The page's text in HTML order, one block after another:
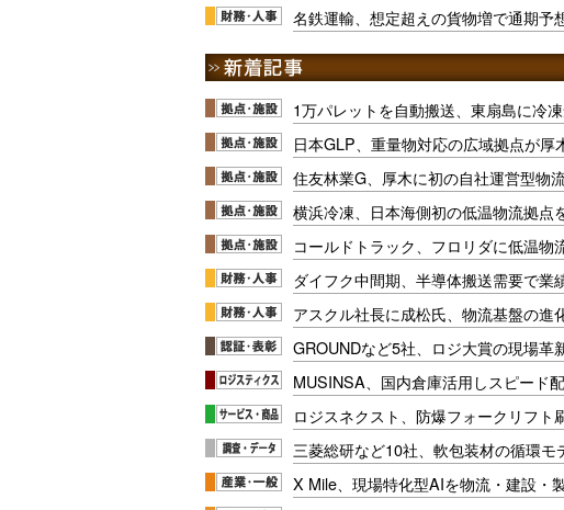
名鉄運輸、想定超えの貨物増で通期予
1万パレットを自動搬送、東扇島に冷
日本GLP、重量物対応の広域拠点が厚
住友林業G、厚木に初の自社運営型物
横浜冷凍、日本海側初の低温物流拠点
コールドトラック、フロリダに低温物
ダイフク中間期、半導体搬送需要で業
アスクル社長に成松氏、物流基盤の進
GROUNDなど5社、ロジ大賞の現場革
MUSINSA、国内倉庫活用しスピード
ロジスネクスト、防爆フォークリフト
三菱総研など10社、軟包装材の循環モ
X Mile、現場特化型AIを物流・建設・